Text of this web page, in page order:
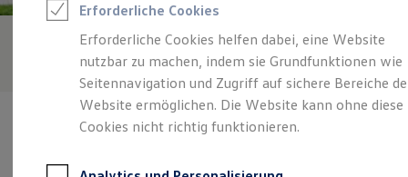
ONE Business ID Vorteile
Fahrzeugsuche & Marktplatz
Fahrzeugsuche
Fahrzeuge online kaufen
Digitaler Marktplatz
Kauf & Finanzierung
Online-Fahrzeugbewertung
Aktionen & Angebote
Erforderliche Cookies
Erforderliche Cookies helfen dabei, eine Website
nutzbar zu machen, indem sie Grundfunktionen wie
Seitennavigation und Zugriff auf sichere Bereiche
Website ermöglichen. Die Website kann ohne diese
Cookies nicht richtig funktionieren.